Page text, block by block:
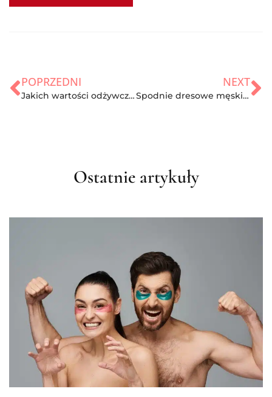
POPRZEDNI
Jakich wartości odżywczych dostarcza mięso cielęce?
NEXT
Spodnie dresowe męskie – jakie wybrać, żeby wyglądać dobrze i czuć się swobodnie?
Ostatnie artykuły